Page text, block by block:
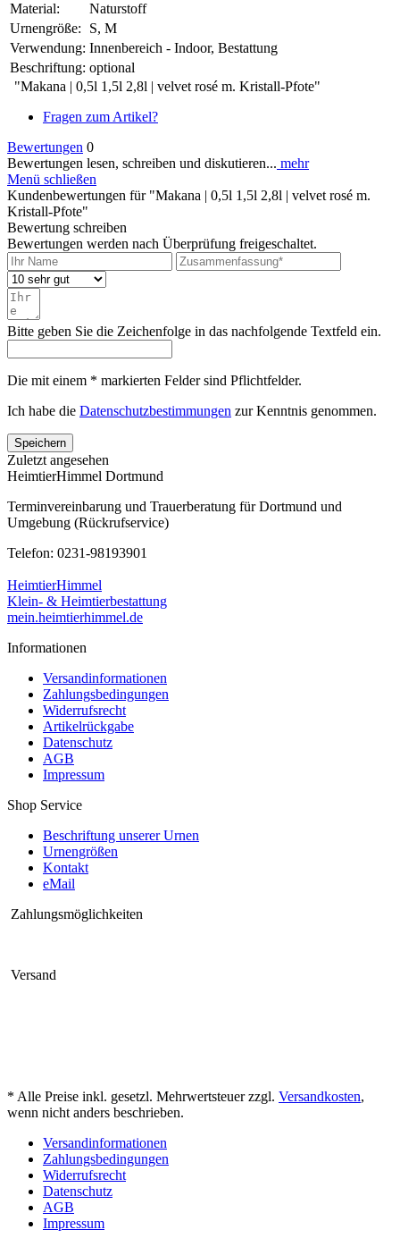
Material:
Naturstoff
Urnengröße:
S, M
Verwendung: Innenbereich - Indoor, Bestattung
Beschriftung: optional
"Makana | 0,5l 1,5l 2,8l | velvet rosé m. Kristall-Pfote"
Fragen zum Artikel?
Bewertungen 0
Bewertungen lesen, schreiben und diskutieren... mehr
Menü schließen
Kundenbewertungen für "Makana | 0,5l 1,5l 2,8l | velvet rosé m.
Kristall-Pfote"
Bewertung schreiben
Bewertungen werden nach Überprüfung freigeschaltet.
Bitte geben Sie die Zeichenfolge in das nachfolgende Textfeld ein.
Die mit einem * markierten Felder sind Pflichtfelder.
Ich habe die Datenschutzbestimmungen zur Kenntnis genommen.
Speichern
Zuletzt angesehen
HeimtierHimmel Dortmund
Terminvereinbarung und Trauerberatung für Dortmund und
Umgebung (Rückrufservice)
Telefon: 0231-98193901
HeimtierHimmel
Klein- & Heimtierbestattung
mein.heimtierhimmel.de
Informationen
Versandinformationen
Zahlungsbedingungen
Widerrufsrecht
Artikelrückgabe
Datenschutz
AGB
Impressum
Shop Service
Beschriftung unserer Urnen
Urnengrößen
Kontakt
eMail
Zahlungsmöglichkeiten
Versand
* Alle Preise inkl. gesetzl. Mehrwertsteuer zzgl. Versandkosten,
wenn nicht anders beschrieben.
Versandinformationen
Zahlungsbedingungen
Widerrufsrecht
Datenschutz
AGB
Impressum